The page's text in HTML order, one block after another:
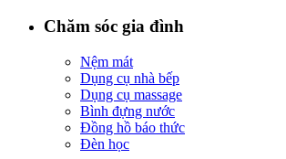
Chăm sóc gia đình
Nệm mát
Dụng cụ nhà bếp
Dụng cụ massage
Bình đựng nước
Đồng hồ báo thức
Đèn học